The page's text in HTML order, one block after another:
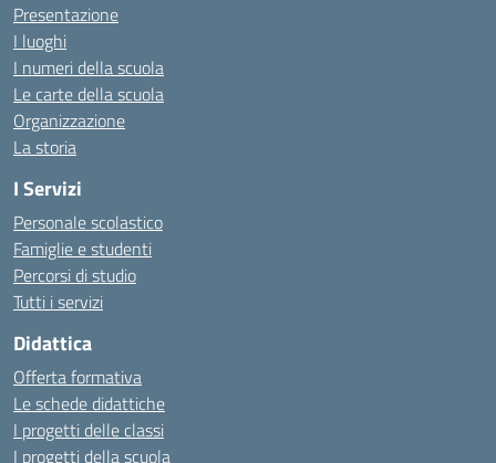
Presentazione
I luoghi
I numeri della scuola
Le carte della scuola
Organizzazione
La storia
I Servizi
Personale scolastico
Famiglie e studenti
Percorsi di studio
Tutti i servizi
Didattica
Offerta formativa
Le schede didattiche
I progetti delle classi
I progetti della scuola